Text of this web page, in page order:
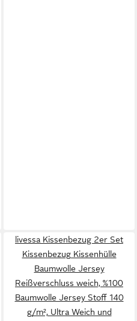
livessa Kissenbezug 2er Set
Kissenbezug Kissenhülle
Baumwolle Jersey
Reißverschluss weich, %100
Baumwolle Jersey Stoff 140
g/m², Ultra Weich und